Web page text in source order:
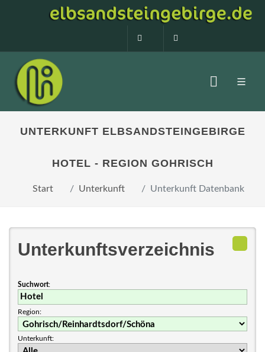
0160 99873408
UNTERKUNFT ELBSANDSTEINGEBIRGE
HOTEL - REGION GOHRISCH
Start Unterkunft Unterkunft Datenbank
Unterkunftsverzeichnis
Suchwort:
Region:
Unterkunft: